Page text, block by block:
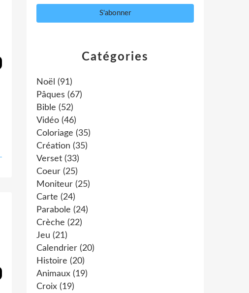
Catégories
Noël (91)
Pâques (67)
Bible (52)
Vidéo (46)
Coloriage (35)
Création (35)
Verset (33)
Coeur (25)
Moniteur (25)
Carte (24)
Parabole (24)
Crèche (22)
Jeu (21)
Calendrier (20)
Histoire (20)
Animaux (19)
Croix (19)